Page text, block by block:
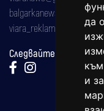
да
и
balgarkanews@gmail.com
viara_reklama@mail.bg
Следвайте ни: